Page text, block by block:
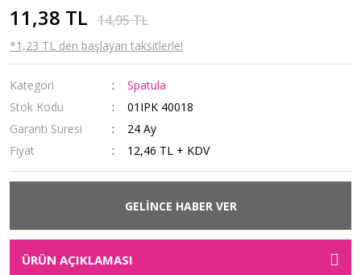
11,38 TL 14,95 TL
*1,23 TL den başlayan taksitlerle!
Kategori
Spatula
Stok Kodu
01IPK 40018
Garanti Süresi
24 Ay
Fiyat
12,46 TL + KDV
GELİNCE HABER VER
ÜRÜN AÇIKLAMASI